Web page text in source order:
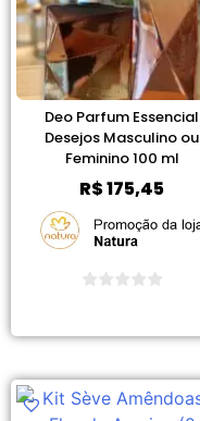
Deo Parfum Essencial
Desejos Masculino ou
Feminino 100 ml
R$175,45